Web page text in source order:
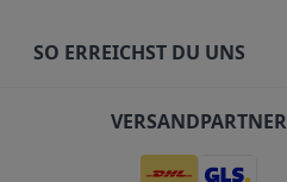
SO ERREICHST DU UNS
VERSANDPARTNER